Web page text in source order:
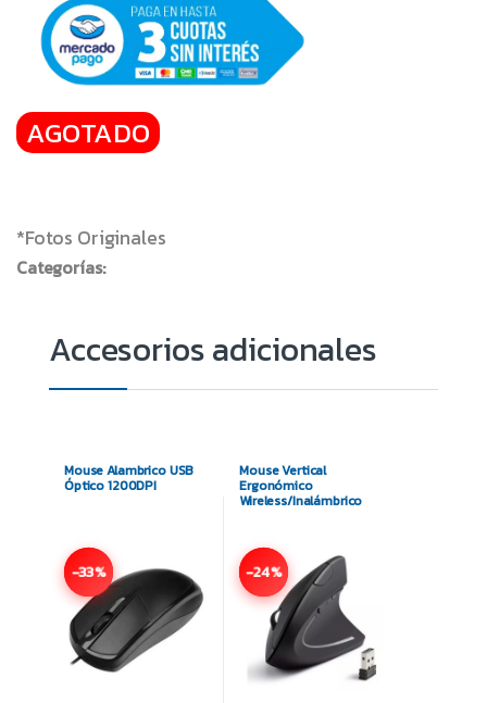
AGOTADO
*Fotos Originales
Categorías:
Mouse Alambrico USB
Óptico 1200DPI
-33%
Mouse Vertical
Ergonómico
Wireless/Inalámbrico
-24%